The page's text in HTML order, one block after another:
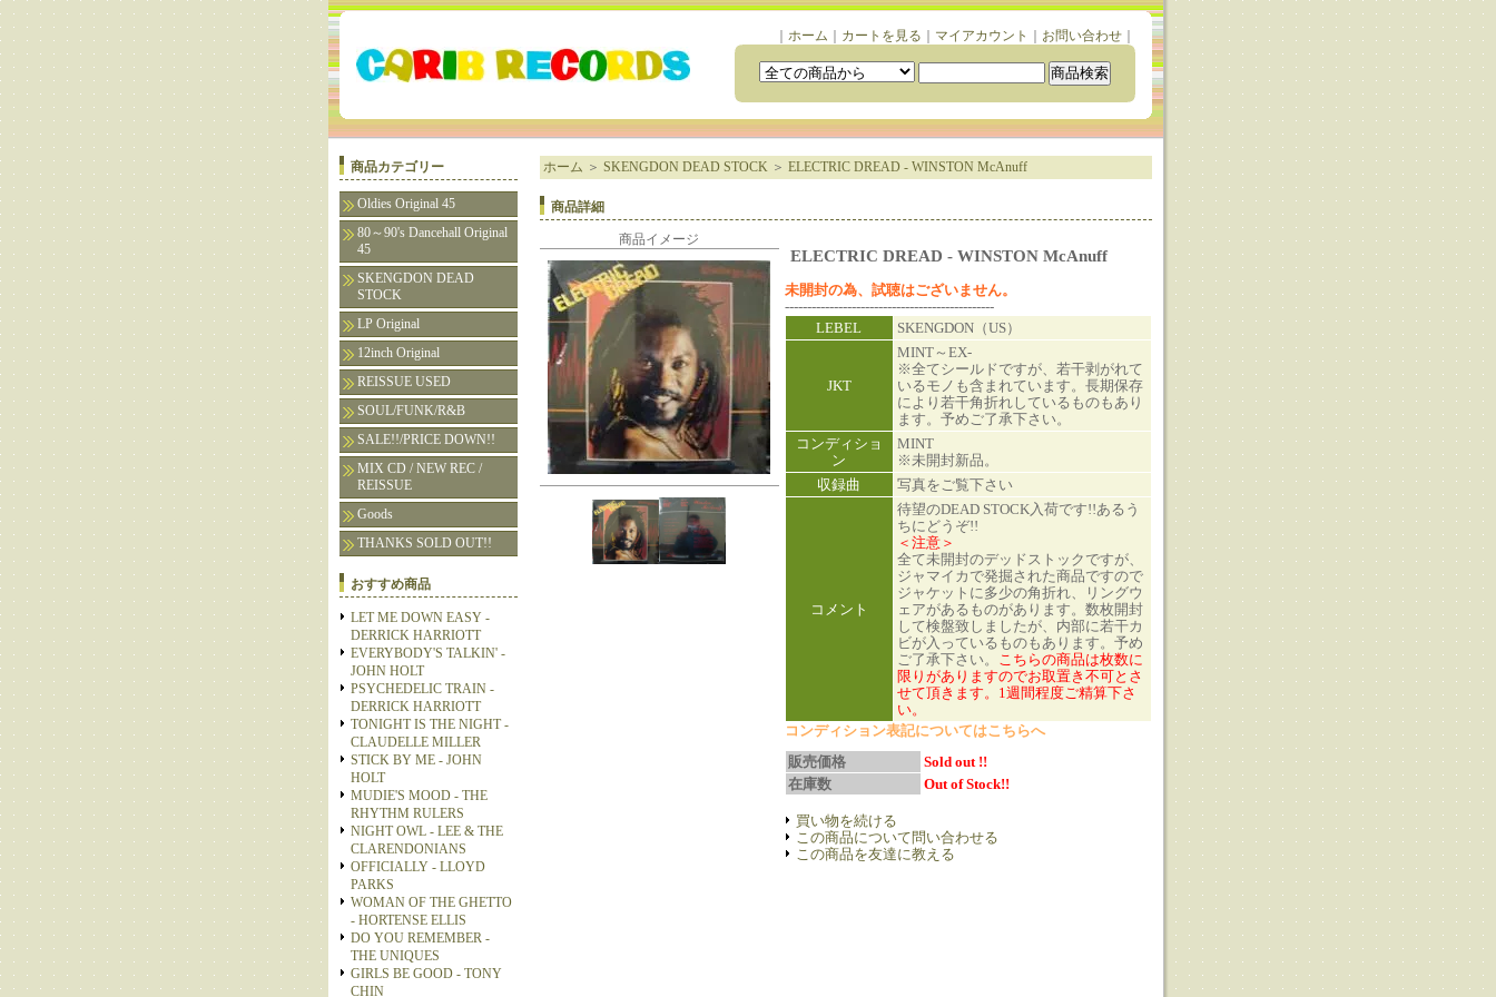
ホーム カートを見る マイアカウント お問い合わせ｜
商品カテゴリー
Oldies Original 45
80～90's Dancehall Original
45
SKENGDON DEAD
STOCK
LP Original
12inch Original
REISSUE USED
SOUL/FUNK/R&B
SALE!!/PRICE DOWN!!
MIX CD / NEW REC /
REISSUE
Goods
THANKS SOLD OUT!!
おすすめ商品
LET ME DOWN EASY -
DERRICK HARRIOTT
EVERYBODY'S TALKIN' -
JOHN HOLT
PSYCHEDELIC TRAIN -
DERRICK HARRIOTT
TONIGHT IS THE NIGHT -
CLAUDELLE MILLER
STICK BY ME - JOHN
HOLT
MUDIE'S MOOD - THE
RHYTHM RULERS
NIGHT OWL - LEE & THE
CLARENDONIANS
OFFICIALLY - LLOYD
PARKS
WOMAN OF THE GHETTO
- HORTENSE ELLIS
DO YOU REMEMBER -
THE UNIQUES
GIRLS BE GOOD - TONY
CHIN
ホーム ＞ SKENGDON DEAD STOCK＞ ELECTRIC DREAD - WINSTON McAnuff
商品詳細
商品イメージ
ELECTRIC DREAD - WINSTON McAnuff
未開封の為、試聴はございません。
-----------------------------------------------
LEBEL
SKENGDON（US）
JKT
MINT～EX-
※全てシールドですが、若干剥がれて
いるモノも含まれています。長期保存
により若干角折れしているものもあり
ます。予めご了承下さい。
コンディショ
ン
MINT
※未開封新品。
収録曲
写真をご覧下さい
コメント
待望のDEAD STOCK入荷です!!あるう
ちにどうぞ!!
＜注意＞
全て未開封のデッドストックですが、
ジャマイカで発掘された商品ですので
ジャケットに多少の角折れ、リングウ
ェアがあるものがあります。数枚開封
して検盤致しましたが、内部に若干カ
ビが入っているものもあります。予め
ご了承下さい。 こちらの商品は枚数に
限りがありますのでお取置き不可とさ
せて頂きます。1週間程度ご精算下さ
い。
コンディション表記についてはこちらへ
販売価格
Sold out !!
在庫数
Out of Stock!!
買い物を続ける
この商品について問い合わせる
この商品を友達に教える